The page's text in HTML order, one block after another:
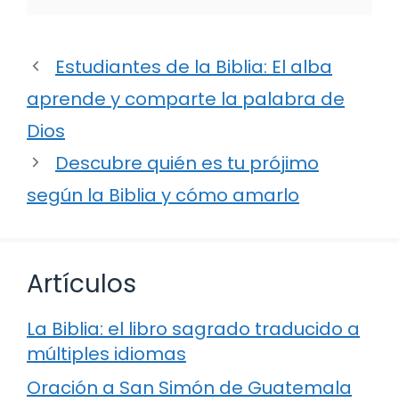
Estudiantes de la Biblia: El alba
aprende y comparte la palabra de
Dios
Descubre quién es tu prójimo
según la Biblia y cómo amarlo
Artículos
La Biblia: el libro sagrado traducido a
múltiples idiomas
Oración a San Simón de Guatemala